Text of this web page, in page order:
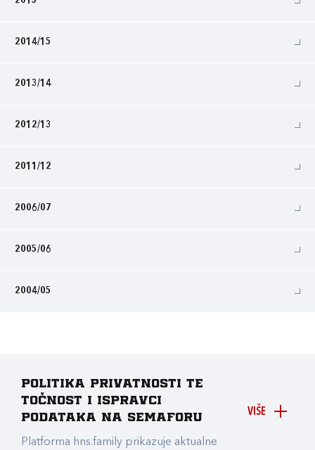
2014/15
2013/14
2012/13
2011/12
2006/07
2005/06
2004/05
VIŠE
Politika privatnosti te
točnost i ispravci
podataka na Semaforu
Platforma hns.family prikazuje aktualne